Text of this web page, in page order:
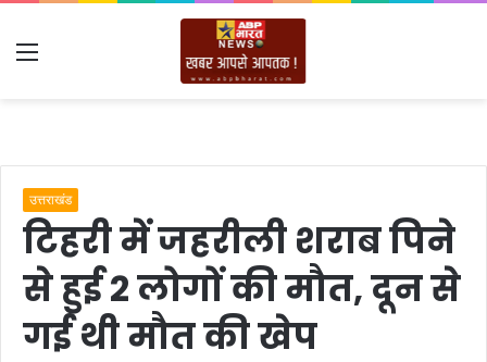
Menu
उत्तराखंड
टिहरी में जहरीली शराब पिने
से हुई 2 लोगों की मौत, दून से
गई थी मौत की खेप